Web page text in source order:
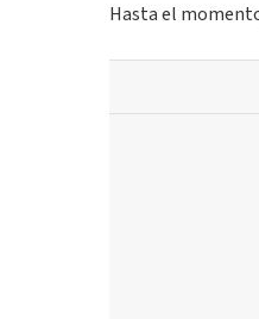
Hasta el